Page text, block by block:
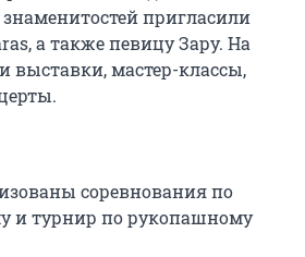
пригласили
а также певицу Зару. На
выставки, мастер-классы,
соревнования по
и турнир по рукопашному